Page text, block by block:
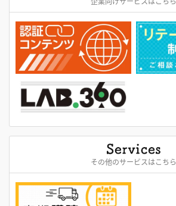
その他のサービスはこちら